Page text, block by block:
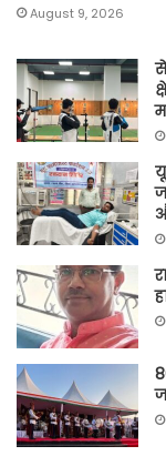
August 9, 2026